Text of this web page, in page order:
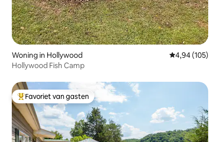
Woning in Hollywood Gemiddelde
4,94 (105)
Hollywood Fish Camp
Topfavoriet van gasten
Favoriet van gasten